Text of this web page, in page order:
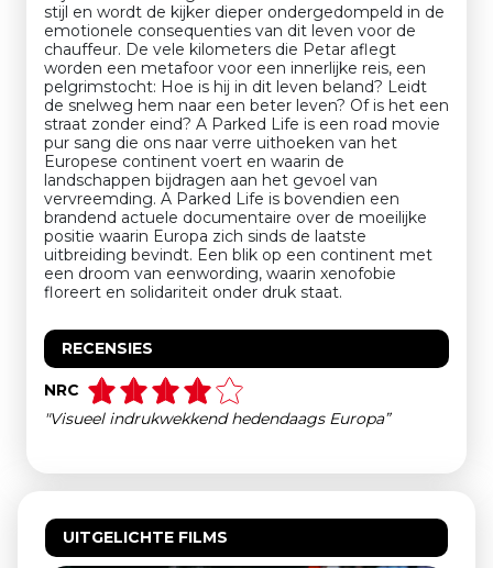
stijl en wordt de kijker dieper ondergedompeld in de
emotionele consequenties van dit leven voor de
chauffeur. De vele kilometers die Petar aflegt
worden een metafoor voor een innerlijke reis, een
pelgrimstocht: Hoe is hij in dit leven beland? Leidt
de snelweg hem naar een beter leven? Of is het een
straat zonder eind? A Parked Life is een road movie
pur sang die ons naar verre uithoeken van het
Europese continent voert en waarin de
landschappen bijdragen aan het gevoel van
vervreemding. A Parked Life is bovendien een
brandend actuele documentaire over de moeilijke
positie waarin Europa zich sinds de laatste
uitbreiding bevindt. Een blik op een continent met
een droom van eenwording, waarin xenofobie
floreert en solidariteit onder druk staat.
RECENSIES
NRC
"Visueel indrukwekkend hedendaags Europa”
UITGELICHTE FILMS